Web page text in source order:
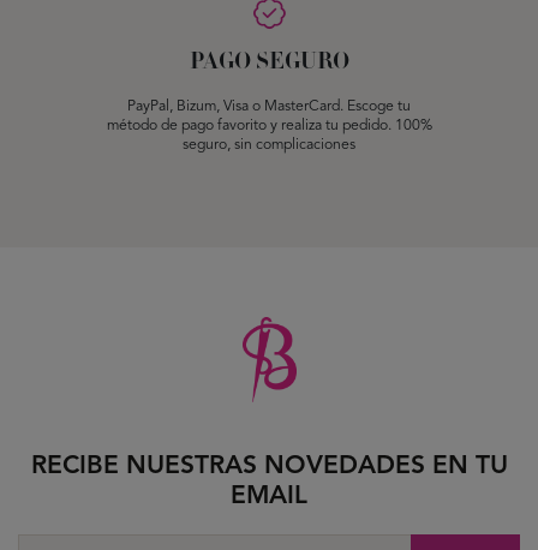
PAGO SEGURO
PayPal, Bizum, Visa o MasterCard. Escoge tu
método de pago favorito y realiza tu pedido. 100%
seguro, sin complicaciones
RECIBE NUESTRAS NOVEDADES EN TU
EMAIL